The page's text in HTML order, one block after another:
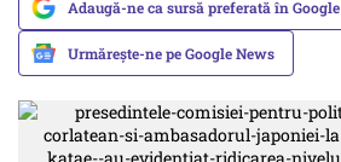
Adaugă-ne ca sursă preferată în Google
Urmărește-ne pe Google News